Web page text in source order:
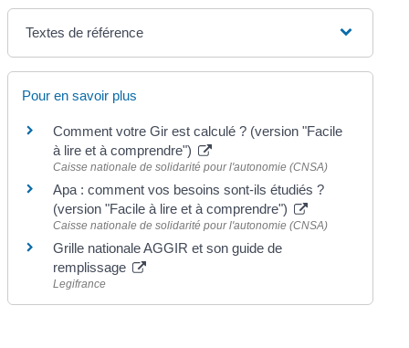
Textes de référence
Pour en savoir plus
Comment votre Gir est calculé ? (version "Facile
à lire et à comprendre")
Caisse nationale de solidarité pour l'autonomie (CNSA)
Apa : comment vos besoins sont-ils étudiés ?
(version "Facile à lire et à comprendre")
Caisse nationale de solidarité pour l'autonomie (CNSA)
Grille nationale AGGIR et son guide de
remplissage
Legifrance